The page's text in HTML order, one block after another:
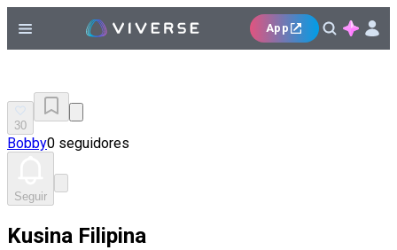
App
30
Bobby0 seguidores
Seguir
Kusina Filipina